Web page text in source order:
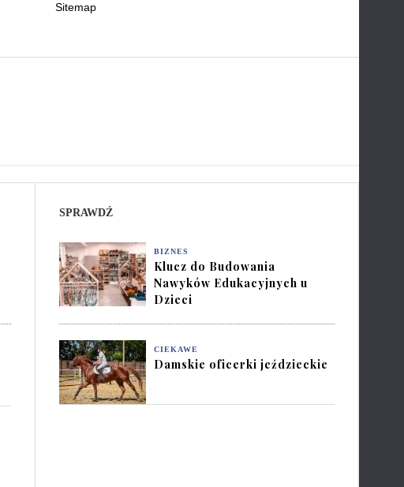
Sitemap
SPRAWDŹ
BIZNES
Klucz do Budowania
Nawyków Edukacyjnych u
Dzieci
CIEKAWE
Damskie oficerki jeździeckie